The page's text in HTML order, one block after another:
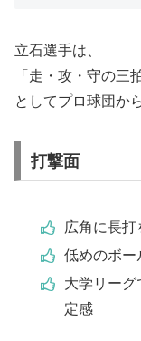
立石選手は、
「走・攻・守の三
としてプロ球団か
打撃面
広角に長打
低めのボー
大学リーグ
定感